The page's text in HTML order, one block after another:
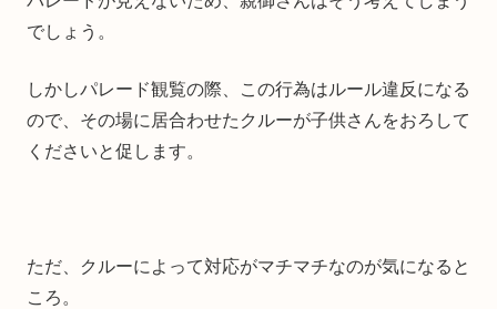
でしょう。
しかしパレード観覧の際、この行為はルール違反になる
ので、その場に居合わせたクルーが子供さんをおろして
くださいと促します。
ただ、クルーによって対応がマチマチなのが気になると
ころ。